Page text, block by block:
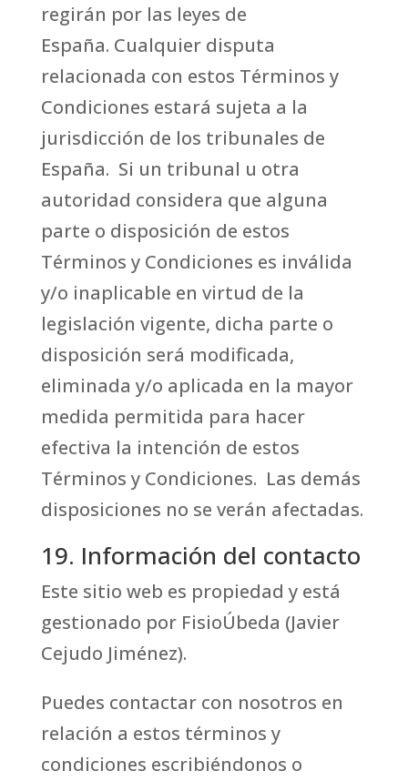
regirán por las leyes de
España. Cualquier disputa
relacionada con estos Términos y
Condiciones estará sujeta a la
jurisdicción de los tribunales de
España. Si un tribunal u otra
autoridad considera que alguna
parte o disposición de estos
Términos y Condiciones es inválida
y/o inaplicable en virtud de la
legislación vigente, dicha parte o
disposición será modificada,
eliminada y/o aplicada en la mayor
medida permitida para hacer
efectiva la intención de estos
Términos y Condiciones. Las demás
disposiciones no se verán afectadas.
19. Información del contacto
Este sitio web es propiedad y está
gestionado por FisioÚbeda (Javier
Cejudo Jiménez).
Puedes contactar con nosotros en
relación a estos términos y
condiciones escribiéndonos o